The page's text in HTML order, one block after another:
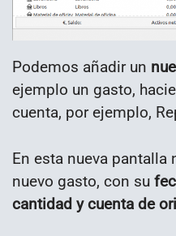
Podemos añadir un
ejemplo un gasto,
cuenta, por ejemplo,
En esta nueva pantalla
nuevo gasto, con su
cantidad y cuenta de